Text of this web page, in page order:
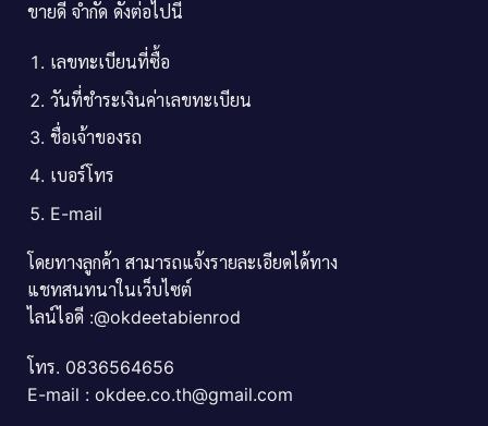
ขายดี จำกัด ดังต่อไปนี้
เลขทะเบียนที่ซื้อ
วันที่ชำระเงินค่าเลขทะเบียน
ชื่อเจ้าของรถ
เบอร์โทร
E-mail
โดยทางลูกค้า สามารถแจ้งรายละเอียดได้ทาง
แชทสนทนาในเว็บไซต์
ไลน์ไอดี :@okdeetabienrod
โทร. 0836564656
E-mail : okdee.co.th@gmail.com